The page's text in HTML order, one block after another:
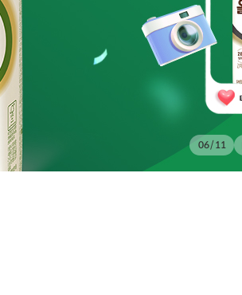
07/11